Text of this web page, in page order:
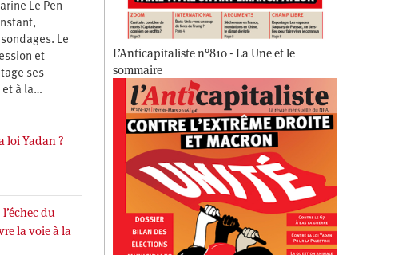
Le Pen
Le
et
ses
et à la…
loi Yadan ?
du
la voie à la
L’Anticapitaliste n°810 - La Une et le
sommaire